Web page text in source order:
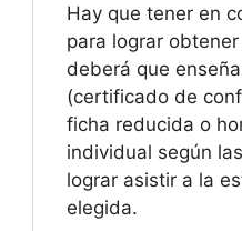
Hay que tener en
para lograr
deberá que
(certificado de
ficha reducida o
individual según
lograr asistir a la
elegida.